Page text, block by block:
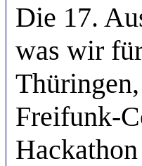
Die 17.
was wir
Freifunk-